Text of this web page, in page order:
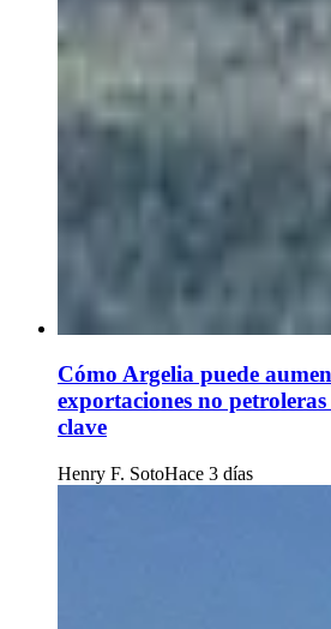
Cómo Argelia puede
exportaciones no petroleras
clave
Henry F. SotoHace 3 días